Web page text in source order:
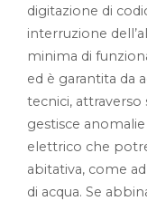
digitazione di
interruzione
minima di
ed è garantita da
tecnici, attraverso
gestisce
elettrico che
abitativa, come
di acqua. Se